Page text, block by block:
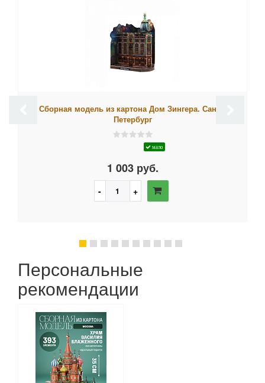
Сборная модель из картона Дом Зингера. Санкт-
Петербург
мало
1 003 руб.
Персональные
рекомендации